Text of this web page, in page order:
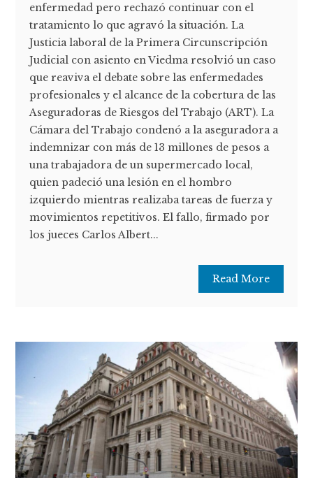
enfermedad pero rechazó continuar con el
tratamiento lo que agravó la situación. La
Justicia laboral de la Primera Circunscripción
Judicial con asiento en Viedma resolvió un caso
que reaviva el debate sobre las enfermedades
profesionales y el alcance de la cobertura de las
Aseguradoras de Riesgos del Trabajo (ART). La
Cámara del Trabajo condenó a la aseguradora a
indemnizar con más de 13 millones de pesos a
una trabajadora de un supermercado local,
quien padeció una lesión en el hombro
izquierdo mientras realizaba tareas de fuerza y
movimientos repetitivos. El fallo, firmado por
los jueces Carlos Albert...
Read More